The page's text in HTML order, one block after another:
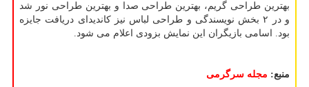
بهترین طراحی گریم، بهترین طراحی صدا و بهترین طراحی نور شد
و در ۲ بخش نویسندگی و طراحی لباس نیز كاندیدای دریافت جایزه
بود. اسامی بازیگران این نمایش بزودی اعلام می شود.
منبع: مجله سرگرمی